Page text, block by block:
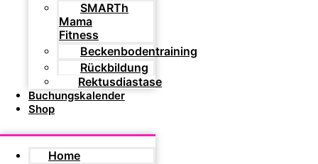
SMARTh
Mama
Fitness
Beckenbodentraining
Rückbildung
Rektusdiastase
Buchungskalender
Shop
Home